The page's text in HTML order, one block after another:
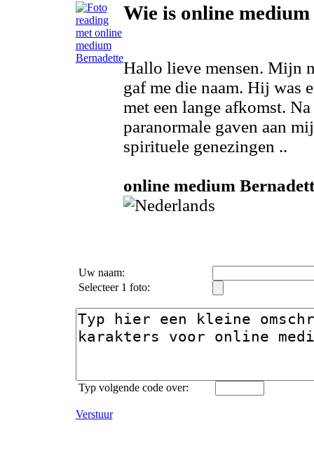
Wie is online
Hallo lieve mensen. Mijn
gaf me die naam. Hij was
met een lange afkomst.
paranormale gaven aan
spirituele genezingen ..
online medium
Uw naam:
Selecteer 1 foto:
Typ volgende code over:
Verstuur